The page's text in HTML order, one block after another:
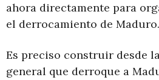
ahora directamente para
el derrocamiento de Maduro.
Es preciso construir desde
general que derroque a